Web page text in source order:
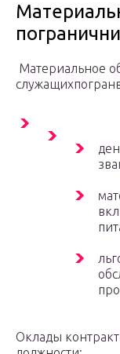
Материальное
Оклады